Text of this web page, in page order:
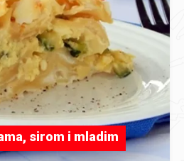
sirom i mladim